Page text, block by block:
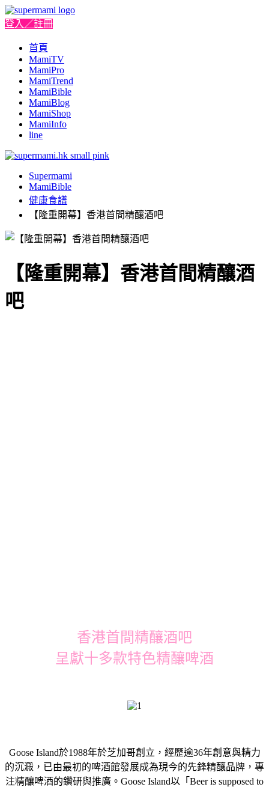
登入／註冊
首頁
MamiTV
MamiPro
MamiTrend
MamiBible
MamiBlog
MamiShop
MamiInfo
line
Supermami
MamiBible
健康食譜
【隆重開幕】香港首間精釀酒吧
【隆重開幕】香港首間精釀酒
吧
香港首間精釀酒吧
呈獻十多款特色精釀啤酒
Goose Island於1988年於芝加哥創立，經歷逾36年創意與精力
的沉澱，已由最初的啤酒館發展成為現今的先鋒精釀品牌，專
注精釀啤酒的鑽研與推廣。Goose Island以「Beer is supposed to